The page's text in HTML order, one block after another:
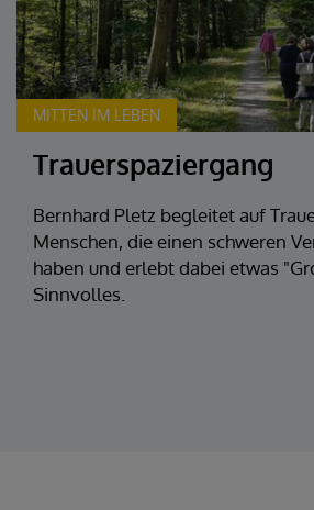
MITTEN IM LEBEN
Trauerspaziergang
Bernhard Pletz begleitet auf
Menschen, die einen schweren
haben und erlebt dabei etwas
Sinnvolles.